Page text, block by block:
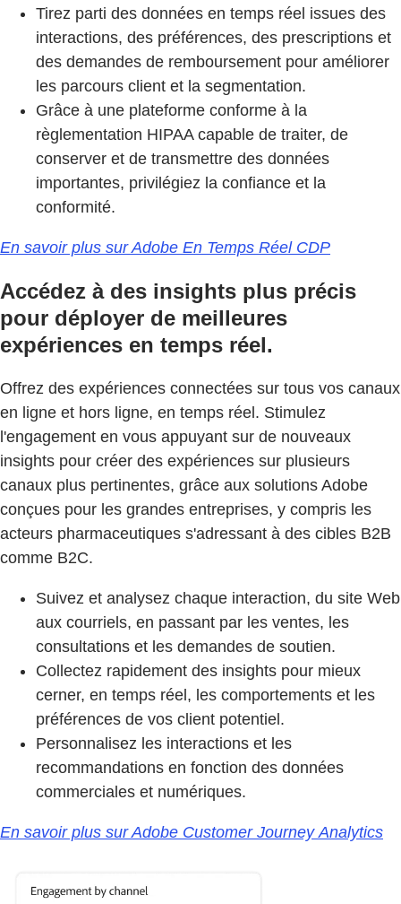
Tirez parti des données en temps réel issues des
interactions, des préférences, des prescriptions et
des demandes de remboursement pour améliorer
les parcours client et la segmentation.
Grâce à une plateforme conforme à la
règlementation HIPAA capable de traiter, de
conserver et de transmettre des données
importantes, privilégiez la confiance et la
conformité.
En savoir plus sur Adobe En Temps Réel CDP
Accédez à des insights plus précis
pour déployer de meilleures
expériences en temps réel.
Offrez des expériences connectées sur tous vos canaux
en ligne et hors ligne, en temps réel. Stimulez
l'engagement en vous appuyant sur de nouveaux
insights pour créer des expériences sur plusieurs
canaux plus pertinentes, grâce aux solutions Adobe
conçues pour les grandes entreprises, y compris les
acteurs pharmaceutiques s'adressant à des cibles B2B
comme B2C.
Suivez et analysez chaque interaction, du site Web
aux courriels, en passant par les ventes, les
consultations et les demandes de soutien.
Collectez rapidement des insights pour mieux
cerner, en temps réel, les comportements et les
préférences de vos client potentiel.
Personnalisez les interactions et les
recommandations en fonction des données
commerciales et numériques.
En savoir plus sur Adobe Customer Journey Analytics